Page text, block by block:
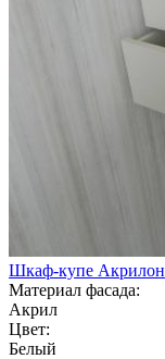
Шкаф-купе Акрилон
Материал фасада:
Акрил
Цвет:
Белый